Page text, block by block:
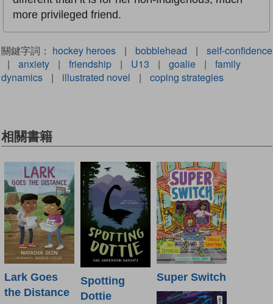
more privileged friend.
關鍵字詞： hockey heroes | bobblehead |
self-confidence
|
anxiety | friendship | U13 | goalie |
family
dynamics
| illustrated novel | coping strategies
相關書籍
Lark Goes
the Distance
Spotting
Dottie
Super Switch